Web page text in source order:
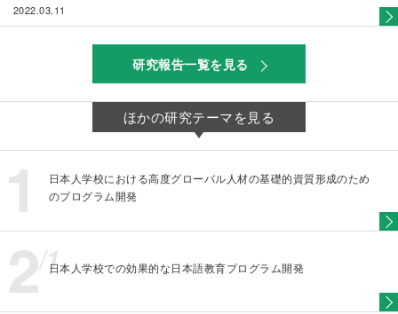
2022.03.11
研究報告一覧を見る
ほかの研究テーマを見る
日本人学校における高度グローバル人材の基礎的資質形成のため
のプログラム開発
日本人学校での効果的な日本語教育プログラム開発